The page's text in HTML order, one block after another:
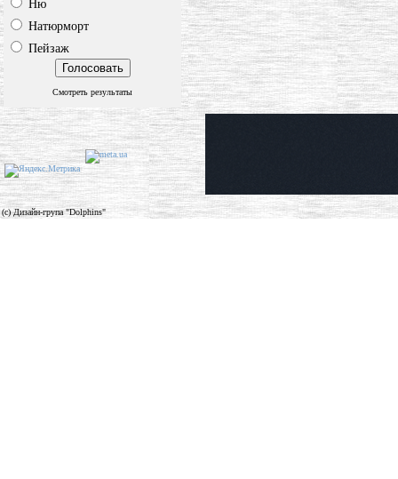
Ню
Натюрморт
Пейзаж
Смотреть результаты
(c) Дизайн-група "Dolphins"